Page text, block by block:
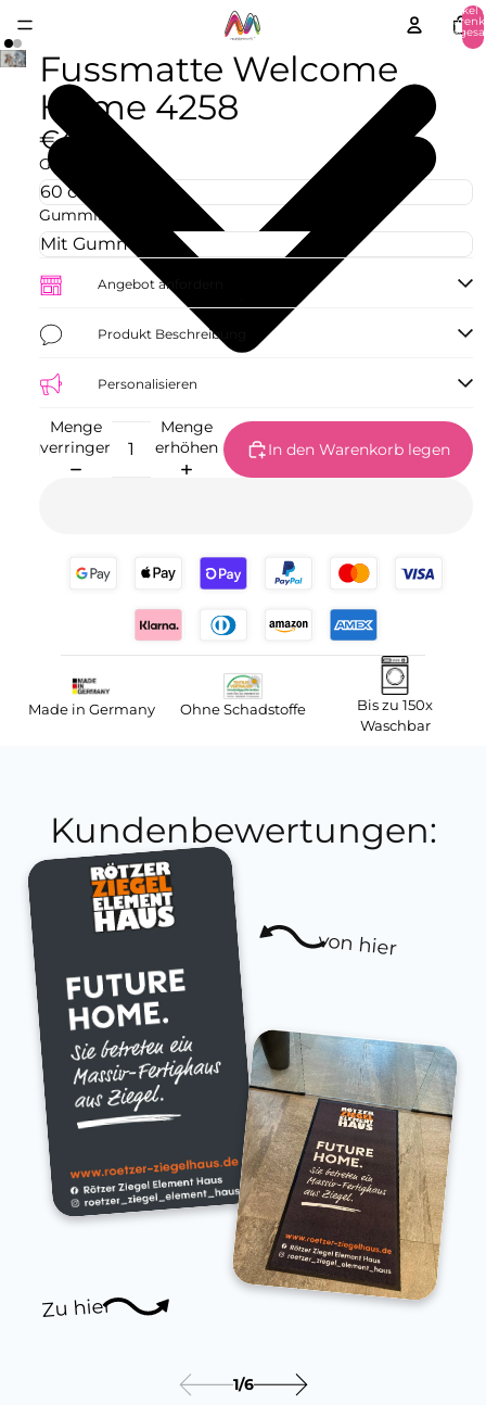
Artikel
Fussmatte Welcome
Home 4258
€42,73
Größe
Gummirand
Angebot anfordern
Produkt Beschreibung
Personalisieren
Menge
verringern
Menge
erhöhen
In den Warenkorb legen
Made in Germany Ohne Schadstoffe
Bis zu 150x
Waschbar
Kundenbewertungen:
Zu hier
von hier
1/6